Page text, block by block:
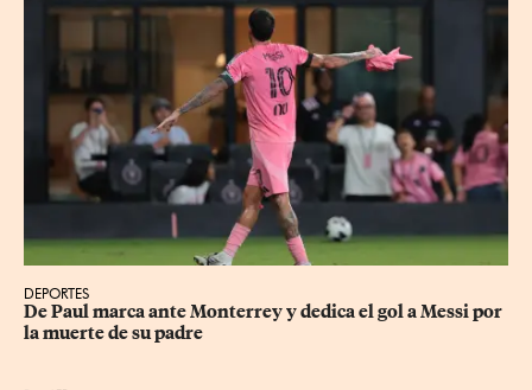
DEPORTES
De Paul marca ante Monterrey y dedica el gol a Messi por
la muerte de su padre